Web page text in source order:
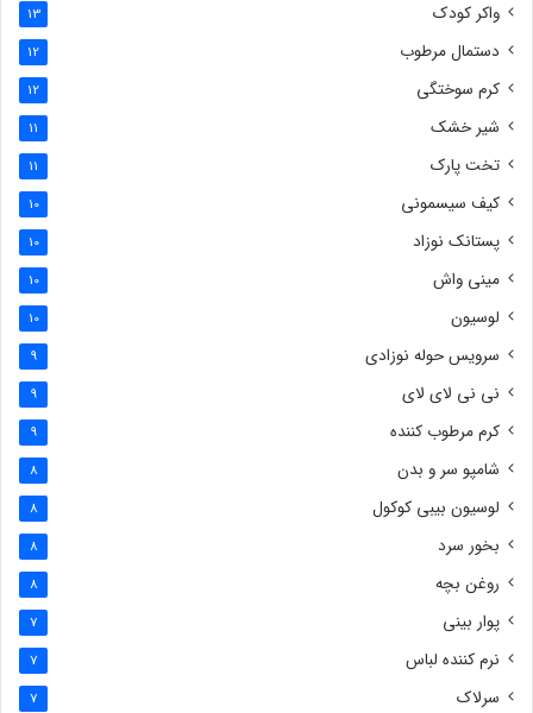
واکر کودک 13
دستمال مرطوب 12
کرم سوختگی 12
شیر خشک 11
تخت پارک 11
کیف سیسمونی 10
پستانک نوزاد 10
مینی واش 10
لوسیون 10
سرویس حوله نوزادی 9
نی نی لای لای 9
کرم مرطوب کننده 9
شامپو سر و بدن 8
لوسیون بیبی کوکول 8
بخور سرد 8
روغن بچه 8
پوار بینی 7
نرم کننده لباس 7
سرلاک 7